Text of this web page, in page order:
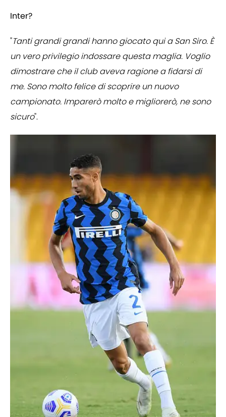
Inter?
"Tanti grandi grandi hanno giocato qui a San Siro. È
un vero privilegio indossare questa maglia. Voglio
dimostrare che il club aveva ragione a fidarsi di
me. Sono molto felice di scoprire un nuovo
campionato. Imparerò molto e migliorerò, ne sono
sicuro".